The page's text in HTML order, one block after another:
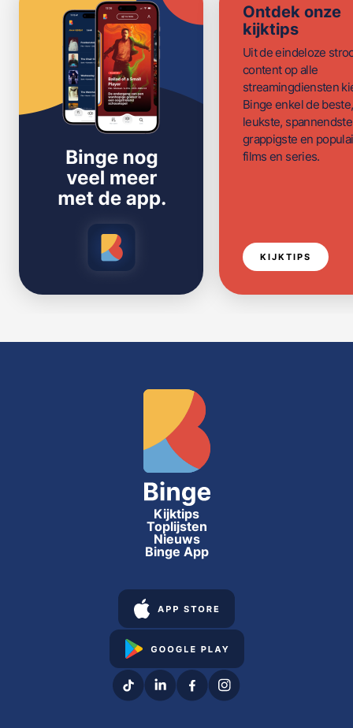
Ontdek onze
kijktips
Uit de eindeloze
content op alle
streamingdiensten
Binge enkel de beste,
leukste,
grappigste en
films en series.
KIJKTIPS
Kijktips
Toplijsten
Nieuws
Binge App